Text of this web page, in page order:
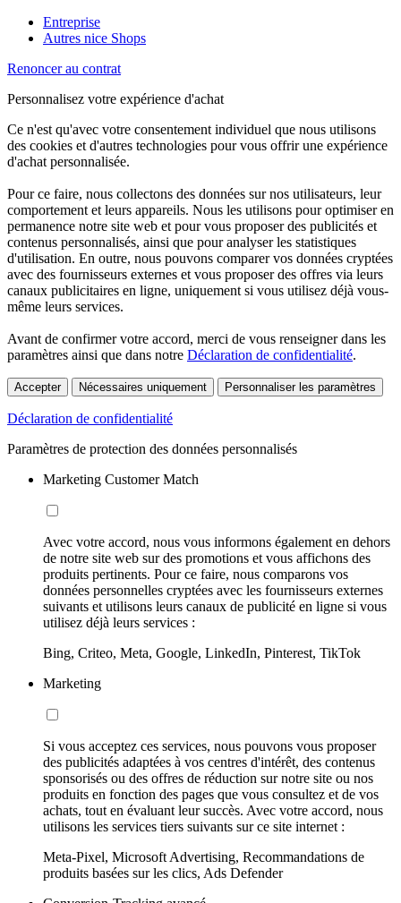
Entreprise
Autres nice Shops
Renoncer au contrat
Personnalisez votre expérience d'achat
Ce n'est qu'avec votre consentement individuel que nous utilisons
des cookies et d'autres technologies pour vous offrir une expérience
d'achat personnalisée.
Pour ce faire, nous collectons des données sur nos utilisateurs, leur
comportement et leurs appareils. Nous les utilisons pour optimiser en
permanence notre site web et pour vous proposer des publicités et
contenus personnalisés, ainsi que pour analyser les statistiques
d'utilisation. En outre, nous pouvons comparer vos données cryptées
avec des fournisseurs externes et vous proposer des offres via leurs
canaux publicitaires en ligne, uniquement si vous utilisez déjà vous-
même leurs services.
Avant de confirmer votre accord, merci de vous renseigner dans les
paramètres ainsi que dans notre Déclaration de confidentialité.
Accepter Nécessaires uniquement Personnaliser les paramètres
Déclaration de confidentialité
Paramètres de protection des données personnalisés
Marketing Customer Match
Avec votre accord, nous vous informons également en dehors
de notre site web sur des promotions et vous affichons des
produits pertinents. Pour ce faire, nous comparons vos
données personnelles cryptées avec les fournisseurs externes
suivants et utilisons leurs canaux de publicité en ligne si vous
utilisez déjà leurs services :
Bing, Criteo, Meta, Google, LinkedIn, Pinterest, TikTok
Marketing
Si vous acceptez ces services, nous pouvons vous proposer
des publicités adaptées à vos centres d'intérêt, des contenus
sponsorisés ou des offres de réduction sur notre site ou nos
produits en fonction des pages que vous consultez et de vos
achats, tout en évaluant leur succès. Avec votre accord, nous
utilisons les services tiers suivants sur ce site internet :
Meta-Pixel, Microsoft Advertising, Recommandations de
produits basées sur les clics, Ads Defender